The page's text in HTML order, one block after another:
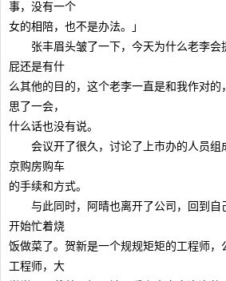
事，没有一个
女的相陪，也不是办法。」
张丰眉头皱了一下，今天为什么老李会
屁还是有什
么其他的目的，这个老李一直是和我作对
思了一会，
什么话也没有说。
会议开了很久，讨论了上市办的人员组
京购房购车
的手续和方式。
与此同时，阿晴也离开了公司，回到自
开始忙着烧
饭做菜了。贺新是一个规规矩矩的工程师，
工程师，大